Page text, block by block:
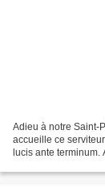
Adieu à notre Saint-
accueille ce
lucis ante